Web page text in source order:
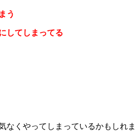
う
してしまってる
なくやってしまっているかもしれま